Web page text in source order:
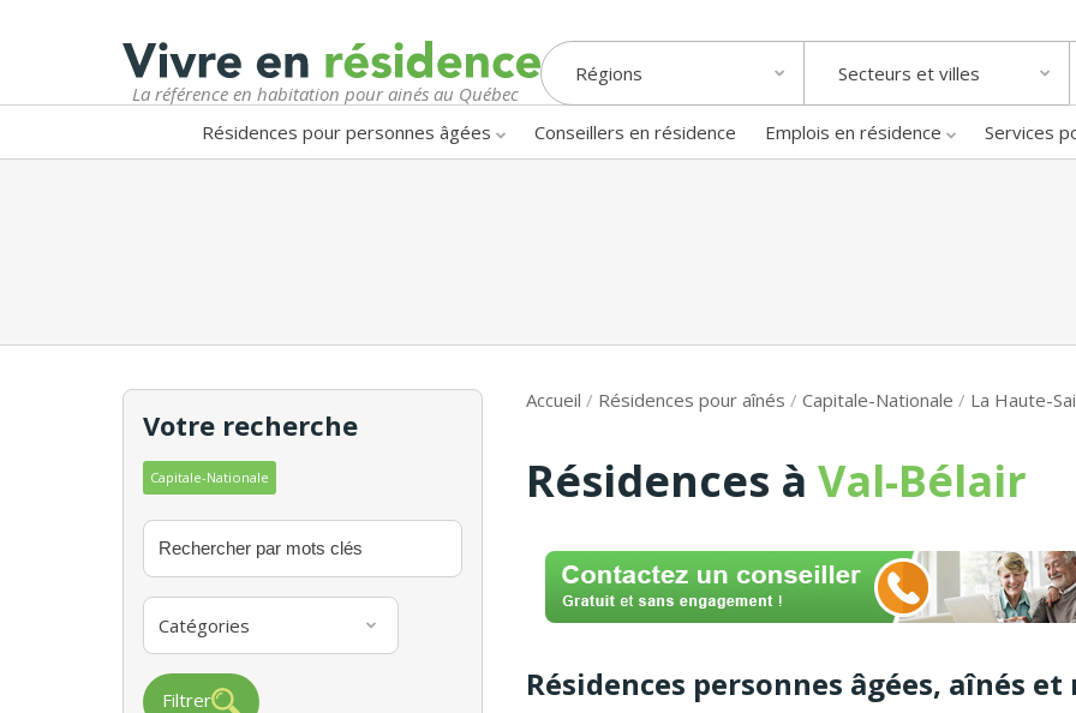
La référence en habitation pour ainés au Québec
Régions Secteurs et villes
Résidences pour personnes âgées Conseillers en résidence Emplois en résidence Services
Votre recherche
Capitale-Nationale
Catégories
Filtrer
Accueil / Résidences pour aînés / Capitale-Nationale / La Haute-
Résidences à Val-Bélair
Résidences personnes âgées, aînés